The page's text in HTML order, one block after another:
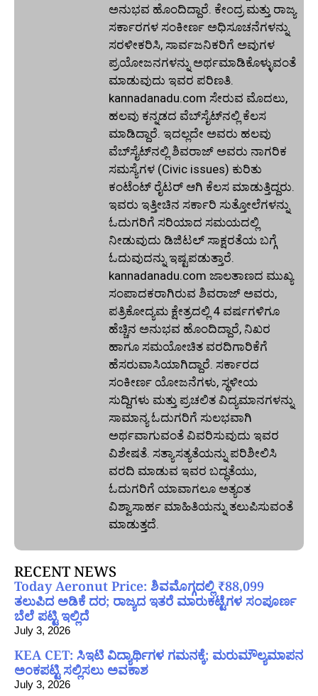
ಅನುಭವ ಹೊಂದಿದ್ದಾರೆ. ಕೇಂದ್ರ ಮತ್ತು ರಾಜ್ಯ
ಸರ್ಕಾರಗಳ ಸಂಕೀರ್ಣ ಅಧಿಸೂಚನೆಗಳನ್ನು
ಸರಳೀಕರಿಸಿ, ಸಾರ್ವಜನಿಕರಿಗೆ ಅವುಗಳ
ಪ್ರಯೋಜನಗಳನ್ನು ಅರ್ಥಮಾಡಿಕೊಳ್ಳುವಂತೆ
ಮಾಡುವುದು ಇವರ ಪರಿಣತಿ.
kannadanadu.com ಸೇರುವ ಮೊದಲು,
ಹಲವು ಕನ್ನಡದ ವೆಬ್‌ಸೈಟ್‌ನಲ್ಲಿ ಕೆಲಸ
ಮಾಡಿದ್ದಾರೆ. ಇದಲ್ಲದೇ ಅವರು ಹಲವು
ವೆಬ್‌ಸೈಟ್‌ನಲ್ಲಿ ಶಿವರಾಜ್ ಅವರು ನಾಗರಿಕ
ಸಮಸ್ಯೆಗಳ (Civic issues) ಕುರಿತು
ಕಂಟೆಂಟ್ ರೈಟರ್ ಆಗಿ ಕೆಲಸ ಮಾಡುತ್ತಿದ್ದರು.
ಇವರು ಇತ್ತೀಚಿನ ಸರ್ಕಾರಿ ಸುತ್ತೋಲೆಗಳನ್ನು
ಓದುಗರಿಗೆ ಸರಿಯಾದ ಸಮಯದಲ್ಲಿ
ನೀಡುವುದು ಡಿಜಿಟಲ್ ಸಾಕ್ಷರತೆಯ ಬಗ್ಗೆ
ಓದುವುದನ್ನು ಇಷ್ಟಪಡುತ್ತಾರೆ.
kannadanadu.com ಜಾಲತಾಣದ ಮುಖ್ಯ
ಸಂಪಾದಕರಾಗಿರುವ ಶಿವರಾಜ್ ಅವರು,
ಪತ್ರಿಕೋದ್ಯಮ ಕ್ಷೇತ್ರದಲ್ಲಿ 4 ವರ್ಷಗಳಿಗೂ
ಹೆಚ್ಚಿನ ಅನುಭವ ಹೊಂದಿದ್ದಾರೆ, ನಿಖರ
ಹಾಗೂ ಸಮಯೋಚಿತ ವರದಿಗಾರಿಕೆಗೆ
ಹೆಸರುವಾಸಿಯಾಗಿದ್ದಾರೆ. ಸರ್ಕಾರದ
ಸಂಕೀರ್ಣ ಯೋಜನೆಗಳು, ಸ್ಥಳೀಯ
ಸುದ್ದಿಗಳು ಮತ್ತು ಪ್ರಚಲಿತ ವಿದ್ಯಮಾನಗಳನ್ನು
ಸಾಮಾನ್ಯ ಓದುಗರಿಗೆ ಸುಲಭವಾಗಿ
ಅರ್ಥವಾಗುವಂತೆ ವಿವರಿಸುವುದು ಇವರ
ವಿಶೇಷತೆ. ಸತ್ಯಾಸತ್ಯತೆಯನ್ನು ಪರಿಶೀಲಿಸಿ
ವರದಿ ಮಾಡುವ ಇವರ ಬದ್ಧತೆಯು,
ಓದುಗರಿಗೆ ಯಾವಾಗಲೂ ಅತ್ಯಂತ
ವಿಶ್ವಾಸಾರ್ಹ ಮಾಹಿತಿಯನ್ನು ತಲುಪಿಸುವಂತೆ
ಮಾಡುತ್ತದೆ.
RECENT NEWS
Today Aeronut Price: ಶಿವಮೊಗ್ಗದಲ್ಲಿ ₹88,099
ತಲುಪಿದ ಅಡಿಕೆ ದರ; ರಾಜ್ಯದ ಇತರೆ ಮಾರುಕಟ್ಟೆಗಳ ಸಂಪೂರ್ಣ
ಬೆಲೆ ಪಟ್ಟಿ ಇಲ್ಲಿದೆ
July 3, 2026
KEA CET: ಸಿಇಟಿ ವಿದ್ಯಾರ್ಥಿಗಳ ಗಮನಕ್ಕೆ; ಮರುಮೌಲ್ಯಮಾಪನ
ಅಂಕಪಟ್ಟಿ ಸಲ್ಲಿಸಲು ಅವಕಾಶ
July 3, 2026